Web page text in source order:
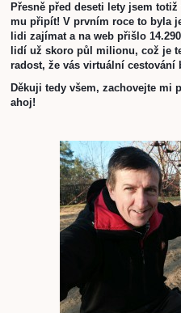
Přesně před deseti lety jsem
mu připít! V prvním roce to byla
lidi zajímat a na web přišlo
lidí už skoro půl milionu, což je
radost, že vás virtuální cestování
Děkuji tedy všem, zachovejte mi
ahoj!